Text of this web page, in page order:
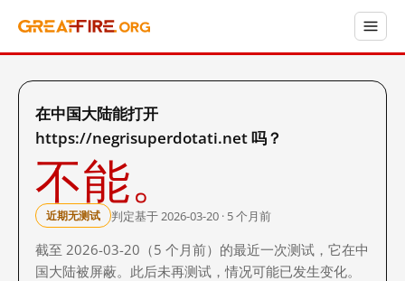
在中国大陆能打开
https://negrisuperdotati.net 吗？
不能。
近期无测试 判定基于 2026-03-20 · 5 个月前
截至 2026-03-20（5 个月前）的最近一次测试，它在中
国大陆被屏蔽。此后未再测试，情况可能已发生变化。